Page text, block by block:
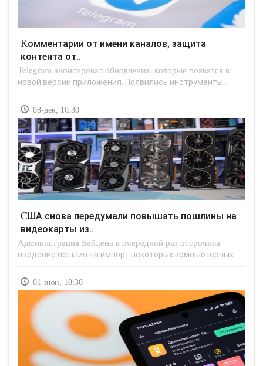
Комментарии от имени каналов, защита
контента от..
Telegram анонсировал обновления, которые появятся в
новой версии приложения. Появились инструменты..
08-дек, 10:30
США снова передумали повышать пошлины на
видеокарты из..
Администрация Байдена в очередной раз отсрочила
введение пошлин на импорт некоторых компьютерных..
01-июн, 10:30